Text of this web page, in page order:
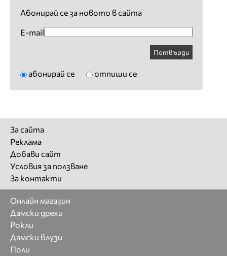
Абонирай се за новото в сайта
E-mail
Потвърди
абонирай се отпиши се
За сайта
Реклама
Добави сайт
Условия за ползване
За контакти
Онлайн магазин
Дамски дрехи
Рокли
Дамски блузи
Поли